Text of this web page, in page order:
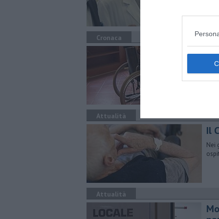
Cronaca
Attualità
​Il
Nei
Attualità